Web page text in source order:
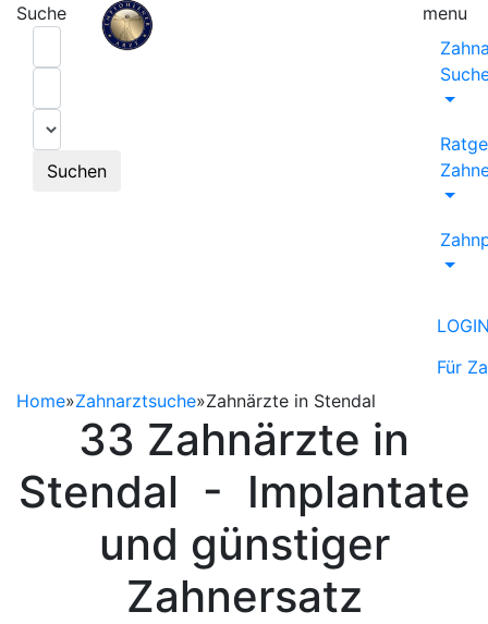
Suche
Suchen
menu
Für
Home»Zahnarztsuche»Zahnärzte in Stendal
33 Zahnärzte in
Stendal - Implantate
und günstiger
Zahnersatz